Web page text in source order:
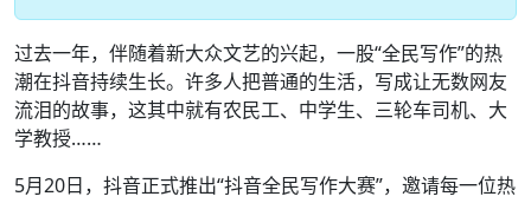
过去一年，伴随着新大众文艺的兴起，一股“全民写作”的热
潮在抖音持续生长。许多人把普通的生活，写成让无数网友
流泪的故事，这其中就有农民工、中学生、三轮车司机、大
学教授……
5月20日，抖音正式推出“抖音全民写作大赛”，邀请每一位热